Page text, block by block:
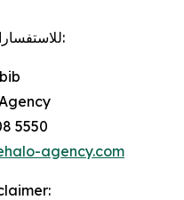
للاستفسارات الإعلامية:
5550
agency.com